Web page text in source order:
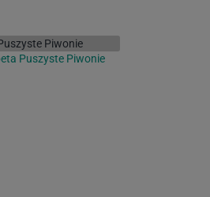
Puszyste Piwonie